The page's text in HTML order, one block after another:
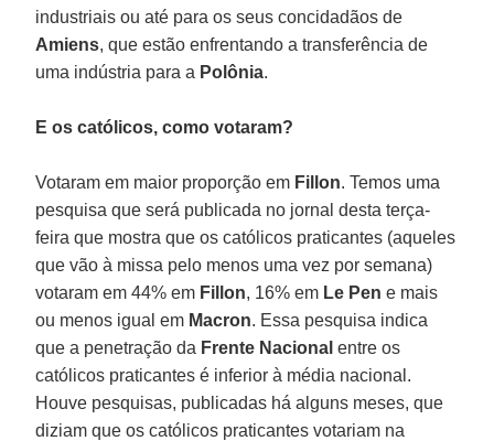
industriais ou até para os seus concidadãos de
Amiens, que estão enfrentando a transferência de
uma indústria para a Polônia.
E os católicos, como votaram?
Votaram em maior proporção em Fillon. Temos uma
pesquisa que será publicada no jornal desta terça-
feira que mostra que os católicos praticantes (aqueles
que vão à missa pelo menos uma vez por semana)
votaram em 44% em Fillon, 16% em Le Pen e mais
ou menos igual em Macron. Essa pesquisa indica
que a penetração da Frente Nacional entre os
católicos praticantes é inferior à média nacional.
Houve pesquisas, publicadas há alguns meses, que
diziam que os católicos praticantes votariam na